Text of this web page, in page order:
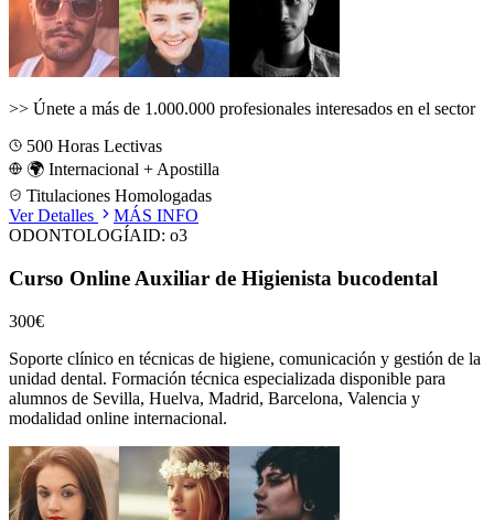
>> Únete a más de 1.000.000 profesionales interesados en el sector
500 Horas Lectivas
🌍 Internacional + Apostilla
Titulaciones Homologadas
Ver Detalles
MÁS INFO
ODONTOLOGÍAID: o3
Curso Online Auxiliar de Higienista bucodental
300€
Soporte clínico en técnicas de higiene, comunicación y gestión de la
unidad dental. Formación técnica especializada disponible para
alumnos de Sevilla, Huelva, Madrid, Barcelona, Valencia y
modalidad online internacional.